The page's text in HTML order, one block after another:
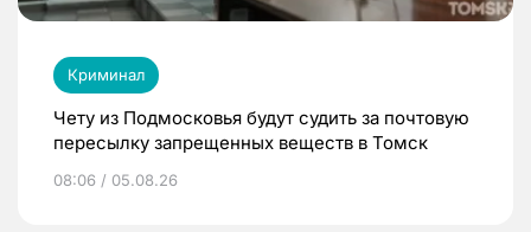
Криминал
Чету из Подмосковья будут судить за почтовую
пересылку запрещенных веществ в Томск
08:06 / 05.08.26